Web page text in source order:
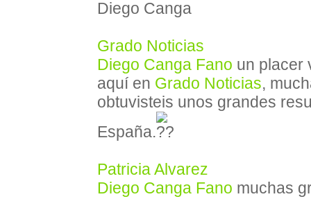
Diego Canga
Grado Noticias
Diego Canga Fano un placer
aquí en Grado Noticias,
obtuvisteis unos grandes
España.
Patricia Alvarez
Diego Canga Fano muchas